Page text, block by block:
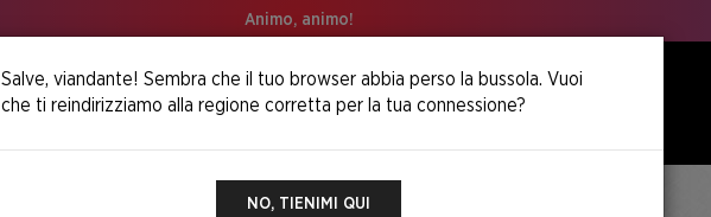
Animo, animo!
Salve, viandante! Sembra che il tuo browser abbia perso la bussola. Vuoi
che ti reindirizziamo alla regione corretta per la tua connessione?
NO, TIENIMI QUI